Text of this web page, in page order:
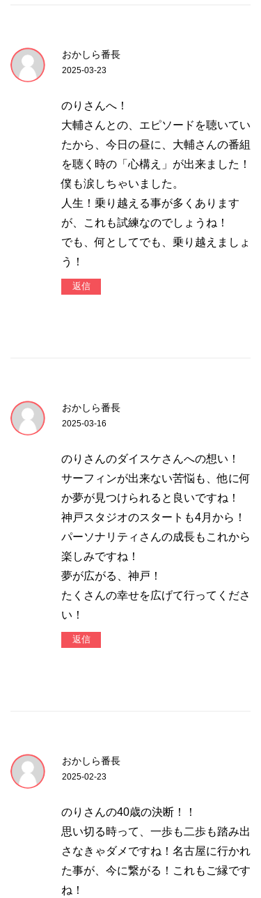
おかしら番長
2025-03-23
のりさんへ！
大輔さんとの、エピソードを聴いてい
たから、今日の昼に、大輔さんの番組
を聴く時の「心構え」が出来ました！
僕も涙しちゃいました。
人生！乗り越える事が多くあります
が、これも試練なのでしょうね！
でも、何としてでも、乗り越えましょ
う！
返信
おかしら番長
2025-03-16
のりさんのダイスケさんへの想い！
サーフィンが出来ない苦悩も、他に何
か夢が見つけられると良いですね！
神戸スタジオのスタートも4月から！
パーソナリティさんの成長もこれから
楽しみですね！
夢が広がる、神戸！
たくさんの幸せを広げて行ってくださ
い！
返信
おかしら番長
2025-02-23
のりさんの40歳の決断！！
思い切る時って、一歩も二歩も踏み出
さなきゃダメですね！名古屋に行かれ
た事が、今に繋がる！これもご縁です
ね！